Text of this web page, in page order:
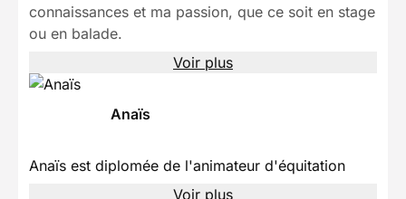
connaissances et ma passion, que ce soit en stage
ou en balade.
Voir plus
Anaïs
Anaïs est diplomée de l'animateur d'équitation
Voir plus